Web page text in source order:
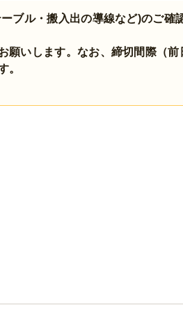
ブル・搬入出の導線など)のご確
願いします。なお、締切間際（前
。